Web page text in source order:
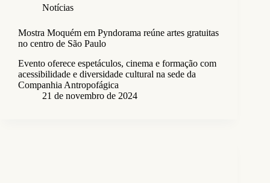
Notícias
Mostra Moquém em Pyndorama reúne artes gratuitas
no centro de São Paulo
Evento oferece espetáculos, cinema e formação com
acessibilidade e diversidade cultural na sede da
Companhia Antropofágica
21 de novembro de 2024